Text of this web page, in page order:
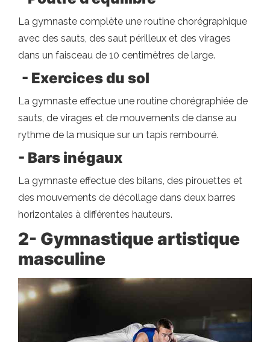
La gymnaste complète une routine chorégraphique
avec des sauts, des saut périlleux et des virages
dans un faisceau de 10 centimètres de large.
- Exercices du sol
La gymnaste effectue une routine chorégraphiée de
sauts, de virages et de mouvements de danse au
rythme de la musique sur un tapis rembourré.
- Bars inégaux
La gymnaste effectue des bilans, des pirouettes et
des mouvements de décollage dans deux barres
horizontales à différentes hauteurs.
2- Gymnastique artistique
masculine